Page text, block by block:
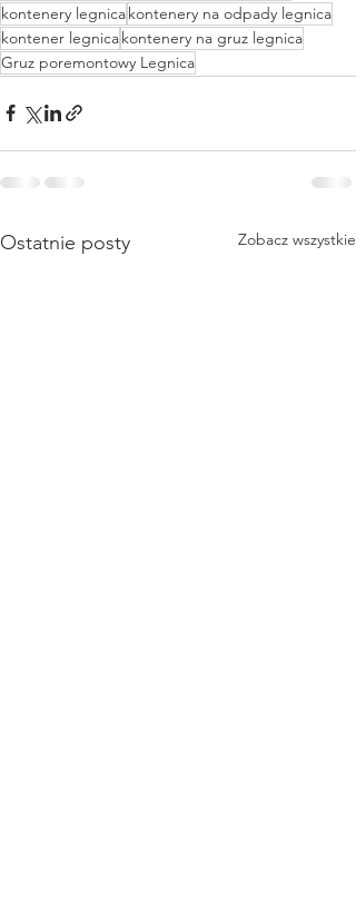
kontenery legnicakontenery na odpady legnica
kontener legnicakontenery na gruz legnica
Gruz poremontowy Legnica
Ostatnie posty Zobacz wszystkie